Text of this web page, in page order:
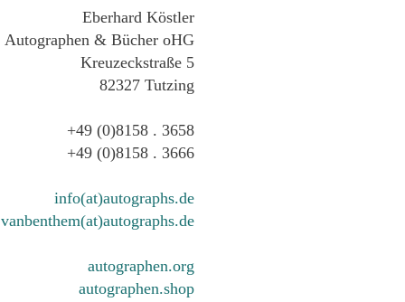
Eberhard Köstler
Autographen & Bücher oHG
Kreuzeckstraße 5
82327 Tutzing
+49 (0)8158 . 3658
+49 (0)8158 . 3666
info(at)autographs.de
vanbenthem(at)autographs.de
autographen.org
autographen.shop